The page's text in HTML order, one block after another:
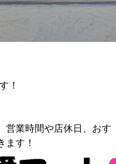
！
営業時間や店休日、おす
す！